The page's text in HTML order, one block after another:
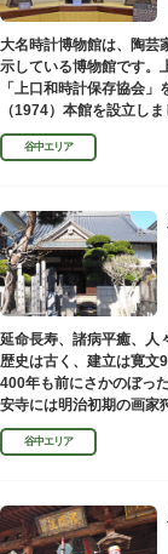
大名時計博物館は、陶芸
示している博物館です。
「上口和時計保存協会
（1974）本館を設立し
櫓時計、台時計、枕時計
谷中エリア
延命長寿、諸病平癒、人
歴史は古く、建立は寛文
400年も前にさかのぼっ
安寺には明治初期の画家
ります。
谷中エリア